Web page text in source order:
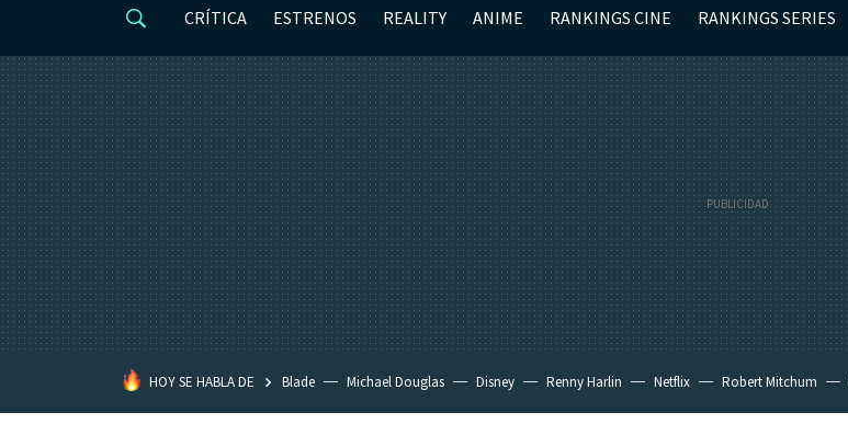
CRÍTICA ESTRENOS REALITY ANIME RANKINGS CINE RANKINGS SERIES
HOY SE HABLA DE Blade Michael Douglas Disney Renny Harlin Netflix Robert Mitchum